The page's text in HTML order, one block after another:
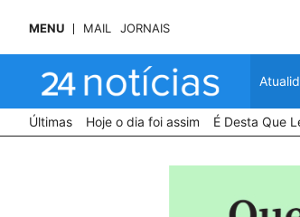
MENU MAIL JORNAIS
Últimas Hoje o dia foi assim É Desta Que